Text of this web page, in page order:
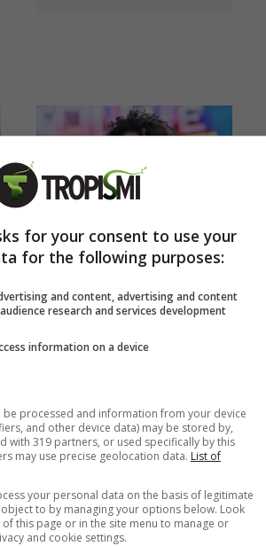
Samira Lui, la
mamma rompe il
fuori una verità dal
nessuno
immaginava
for your consent to use your
for the following purposes:
and content, advertising and content
research and services development
information on a device
processed and information from your device
and other device data) may be stored by,
with 319 partners, or used specifically by this
may use precise geolocation data. List of
your personal data on the basis of legitimate
to by managing your options below. Look
this page or in the site menu to manage or
and cookie settings.